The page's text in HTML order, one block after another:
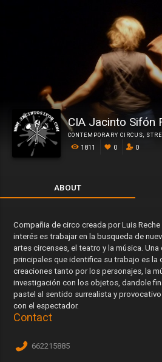
CIA Jacinto Sifón
CONTEMPORARY CIRCUS,
1811 0 0
ABOUT
Compañia de circo creada por Luis Reche
interés es trabajar en la busqueda de
artes circenses, el teatro y la música.
principales que identifica su trabajo es la
creaciones tanto por los personajes, la
investigación con los objetos, dandole
pastel al sentido surrealista y
con el espectador.
Contact
662215885